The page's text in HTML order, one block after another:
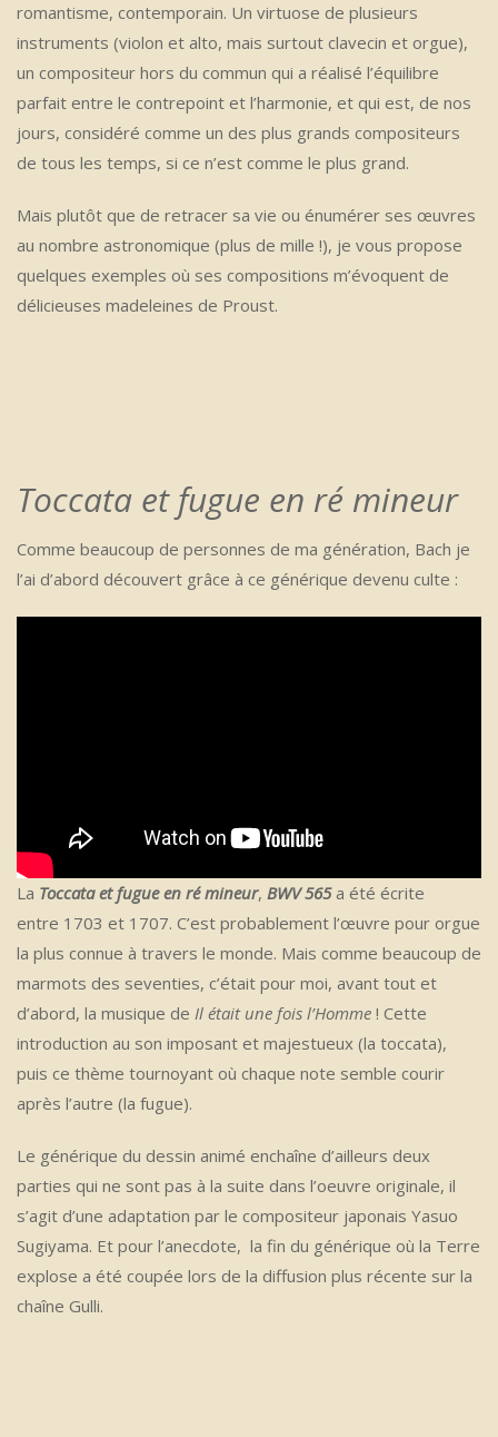
romantisme, contemporain. Un virtuose de plusieurs
instruments (violon et alto, mais surtout clavecin et orgue),
un compositeur hors du commun qui a réalisé l’équilibre
parfait entre le contrepoint et l’harmonie, et qui est, de nos
jours, considéré comme un des plus grands compositeurs
de tous les temps, si ce n’est comme le plus grand.
Mais plutôt que de retracer sa vie ou énumérer ses œuvres
au nombre astronomique (plus de mille !), je vous propose
quelques exemples où ses compositions m’évoquent de
délicieuses madeleines de Proust.
Toccata et fugue en ré mineur
Comme beaucoup de personnes de ma génération, Bach je
l’ai d’abord découvert grâce à ce générique devenu culte :
La Toccata et fugue en ré mineur, BWV 565a été écrite
entre 1703 et 1707. C’est probablement l’œuvre pour orgue
la plus connue à travers le monde. Mais comme beaucoup de
marmots des seventies, c’était pour moi, avant tout et
d’abord, la musique de Il était une fois l’Homme ! Cette
introduction au son imposant et majestueux (la toccata),
puis ce thème tournoyant où chaque note semble courir
après l’autre (la fugue).
Le générique du dessin animé enchaîne d’ailleurs deux
parties qui ne sont pas à la suite dans l’oeuvre originale, il
s’agit d’une adaptation par le compositeur japonais Yasuo
Sugiyama. Et pour l’anecdote, la fin du générique où la Terre
explose a été coupée lors de la diffusion plus récente sur la
chaîne Gulli.